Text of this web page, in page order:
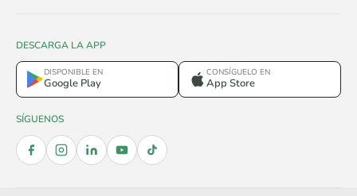
DESCARGA LA APP
DISPONIBLE EN
Google Play
CONSÍGUELO EN
App Store
SÍGUENOS